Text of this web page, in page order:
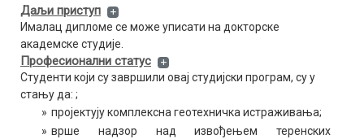
Даљи приступ
Ималац дипломе се може уписати на докторске
академске студије.
Професионални статус
Студенти који су завршили овај студијски програм, су у
стању да: ;
» пројектују комплексна геотехничка истраживања;
» врше надзор над извођењем теренских